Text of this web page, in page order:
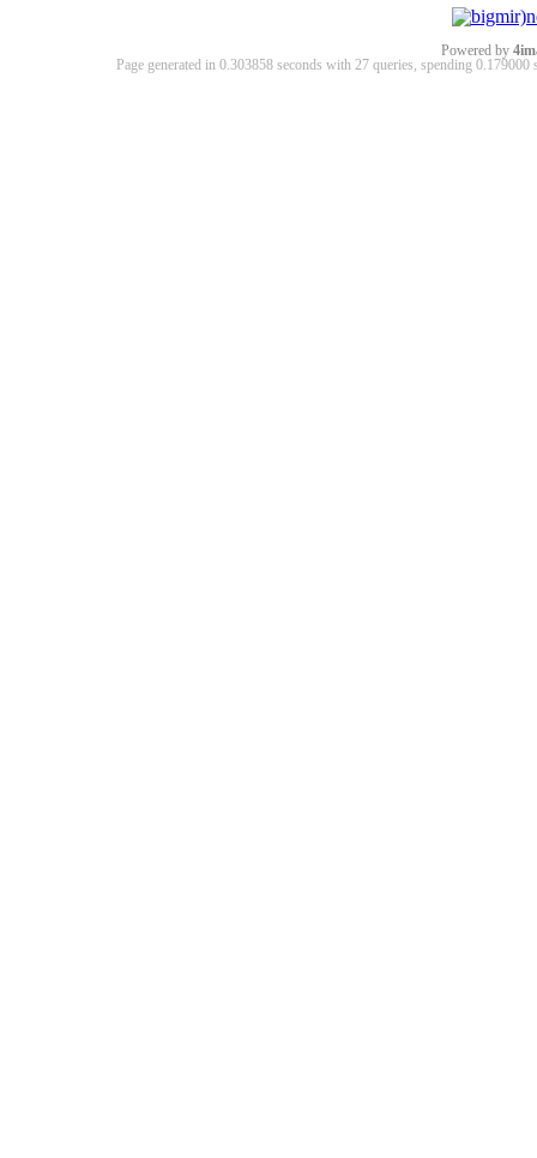
Powered by
Page generated in 0.303858 seconds with 27 queries, spending